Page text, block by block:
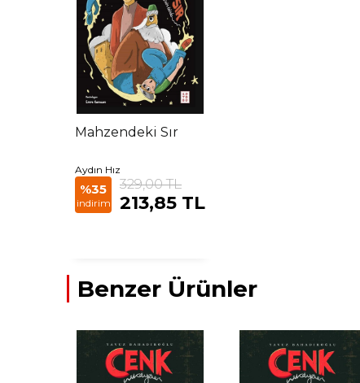
Mahzendeki Sır
Aydın Hız
%35
indirim
329,00 TL
213,85 TL
Benzer Ürünler